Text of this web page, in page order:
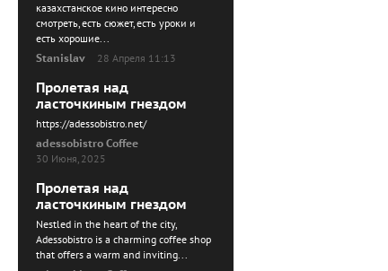
казахстанское кино интересно
смотреть, есть сюжет, есть уроки и
есть хорошие...
Stanislav
28 Апреля 11:13
Пролетая над
ласточкиным гнездом
https://adessobistro.net/
adessobistro Coffee
30 Июня, 2025
Пролетая над
ласточкиным гнездом
Nestled in the heart of the city,
Adessobistro is a charming coffee shop
that offers a warm and inviting...